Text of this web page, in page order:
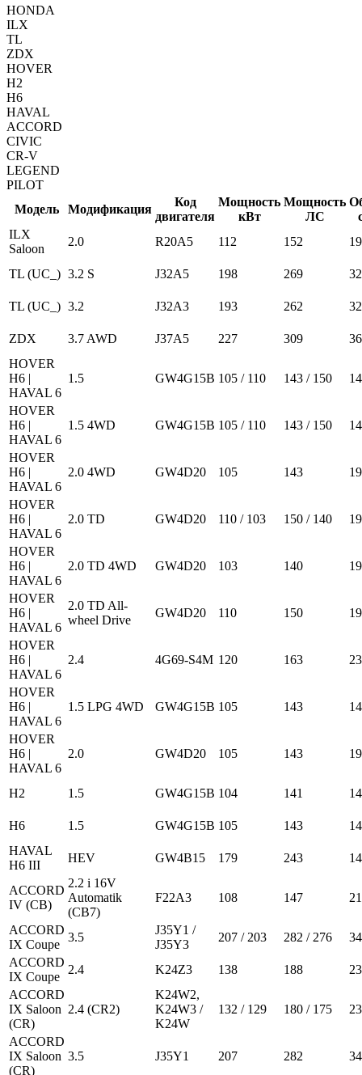
HONDA
ILX
TL
ZDX
HOVER
H2
H6
HAVAL
ACCORD
CIVIC
CR-V
LEGEND
PILOT
Модель
Модификация
Код
двигателя
Мощность
кВт
Мощность
ЛС
ILX
Saloon
2.0 R20A5 112 152
TL (UC_) 3.2 S J32A5 198 269
TL (UC_) 3.2 J32A3 193 262
ZDX 3.7 AWD J37A5 227 309
HOVER
H6 |
HAVAL 6
1.5 GW4G15B 105 / 110 143 / 150
HOVER
H6 |
HAVAL 6
1.5 4WD GW4G15B 105 / 110 143 / 150
HOVER
H6 |
HAVAL 6
2.0 4WD GW4D20 105 143
HOVER
H6 |
HAVAL 6
2.0 TD GW4D20 110 / 103 150 / 140
HOVER
H6 |
HAVAL 6
2.0 TD 4WD GW4D20 103 140
HOVER
H6 |
HAVAL 6
2.0 TD All-
wheel Drive
GW4D20 110 150
HOVER
H6 |
HAVAL 6
2.4 4G69-S4M 120 163
HOVER
H6 |
HAVAL 6
1.5 LPG 4WD GW4G15B 105 143
HOVER
H6 |
HAVAL 6
2.0 GW4D20 105 143
H2 1.5 GW4G15B 104 141
H6 1.5 GW4G15B 105 143
HAVAL
H6 III
HEV GW4B15 179 243
ACCORD
IV (CB)
2.2 i 16V
Automatik
(CB7)
F22A3 108 147
ACCORD
IX Coupe
3.5
J35Y1 /
J35Y3
207 / 203 282 / 276
ACCORD
IX Coupe
2.4 K24Z3 138 188
ACCORD
IX Saloon
(CR)
2.4 (CR2)
K24W2,
K24W3 /
K24W
132 / 129 180 / 175
ACCORD
IX Saloon
(CR)
3.5 J35Y1 207 282